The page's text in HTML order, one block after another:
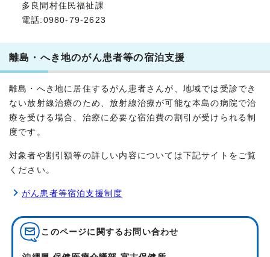
多良間村住民福祉課
電話:0980-79-2623
離島・へき地のがん患者等の宿泊支援
離島・へき地に居住するがん患者さんが、地域では受診でき
ない放射線治療のため、放射線治療が可能な本島の病院で治
療を受ける場合、治療に必要な宿泊費の割引が受けられる制
度です。
対象者や割引額等の詳しい内容については下記サイトをご覧
ください。
がん患者等宿泊支援制度
このページに関する お問い合わせ